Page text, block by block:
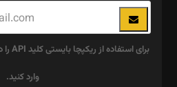
وارد کنید.